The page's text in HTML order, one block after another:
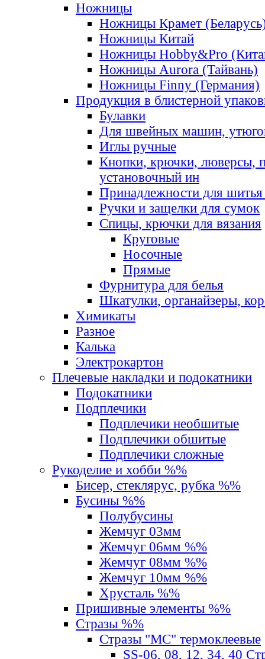
Ножницы
Ножницы Крамет
Ножницы Китай
Ножницы Hobby&Pro
Ножницы Aurora (Тайвань)
Ножницы Finny (Германия)
Продукция в блистерной
Булавки
Для швейных машин,
Иглы ручные
Кнопки, крючки, люверсы,
установочный ин
Принадлежности для шитья
Ручки и защелки для сумок
Спицы, крючки для вязания
Круговые
Носочные
Прямые
Фурнитура для белья
Шкатулки, органайзеры,
Химикаты
Разное
Калька
Электрокартон
Плечевые накладки и подокатники
Подокатники
Подплечики
Подплечики необшитые
Подплечики обшитые
Подплечики сложные
Рукоделие и хобби %%
Бисер, стеклярус, рубка %%
Бусины %%
Полубусины
Жемчуг 03мм
Жемчуг 06мм %%
Жемчуг 08мм %%
Жемчуг 10мм %%
Хрусталь %%
Пришивные элементы %%
Стразы %%
Стразы "MС" термоклеевые
SS-06, 08, 12, 34, 40